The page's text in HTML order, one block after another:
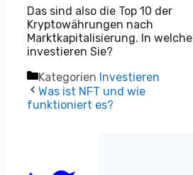
Das sind also die Top 10 der
Kryptowährungen nach
Marktkapitalisierung. In welche
investieren Sie?
Kategorien Investieren
Was ist NFT und wie
funktioniert es?